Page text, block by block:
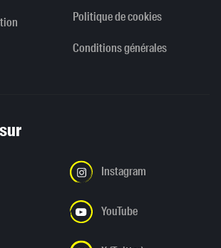
Politique de cookies
Conditions générales
Instagram
YouTube